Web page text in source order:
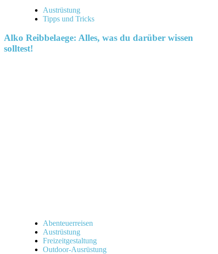
Austrüstung
Tipps und Tricks
Alko Reibbelaege: Alles, was du darüber wissen
solltest!
Abenteuerreisen
Austrüstung
Freizeitgestaltung
Outdoor-Ausrüstung